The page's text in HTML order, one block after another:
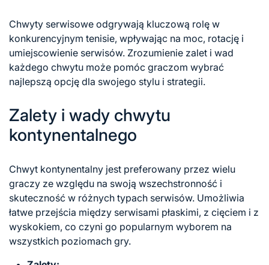
Chwyty serwisowe odgrywają kluczową rolę w
konkurencyjnym tenisie, wpływając na moc, rotację i
umiejscowienie serwisów. Zrozumienie zalet i wad
każdego chwytu może pomóc graczom wybrać
najlepszą opcję dla swojego stylu i strategii.
Zalety i wady chwytu
kontynentalnego
Chwyt kontynentalny jest preferowany przez wielu
graczy ze względu na swoją wszechstronność i
skuteczność w różnych typach serwisów. Umożliwia
łatwe przejścia między serwisami płaskimi, z cięciem i z
wyskokiem, co czyni go popularnym wyborem na
wszystkich poziomach gry.